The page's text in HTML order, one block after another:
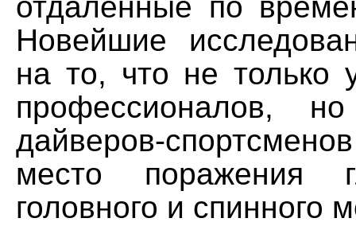
Новейшие
на то, что не только
профессионалов,
дайверов-
место поражения
головного и спинного